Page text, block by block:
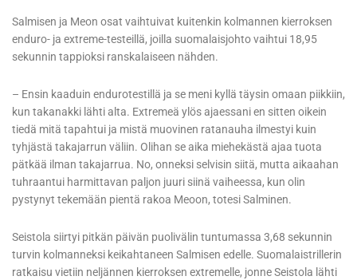
Salmisen ja Meon osat vaihtuivat kuitenkin kolmannen kierroksen
enduro- ja extreme-testeillä, joilla suomalaisjohto vaihtui 18,95
sekunnin tappioksi ranskalaiseen nähden.
– Ensin kaaduin endurotestillä ja se meni kyllä täysin omaan piikkiin,
kun takanakki lähti alta. Extremeä ylös ajaessani en sitten oikein
tiedä mitä tapahtui ja mistä muovinen ratanauha ilmestyi kuin
tyhjästä takajarrun väliin. Olihan se aika miehekästä ajaa tuota
pätkää ilman takajarrua. No, onneksi selvisin siitä, mutta aikaahan
tuhraantui harmittavan paljon juuri siinä vaiheessa, kun olin
pystynyt tekemään pientä rakoa Meoon, totesi Salminen.
Seistola siirtyi pitkän päivän puolivälin tuntumassa 3,68 sekunnin
turvin kolmanneksi keikahtaneen Salmisen edelle. Suomalaistrillerin
ratkaisu vietiin neljännen kierroksen extremelle, jonne Seistola lähti